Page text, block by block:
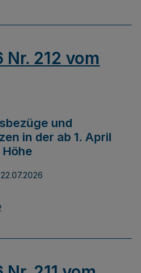
Nr. 212 vom
und
in der ab 1. April
22.07.2026